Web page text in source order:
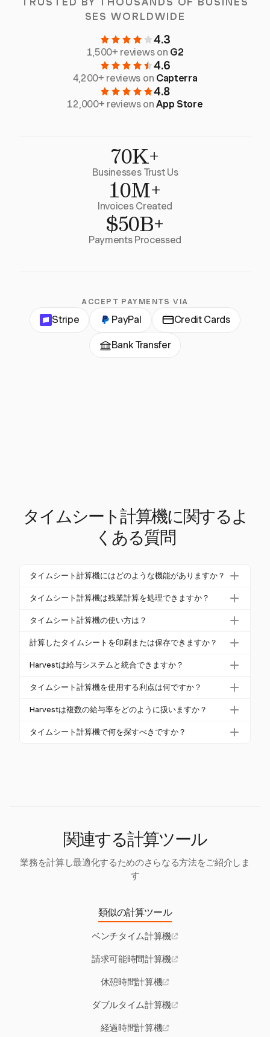
SES WORLDWIDE
4.3
1,500+ reviews on G2
4.6
4,200+ reviews on Capterra
4.8
12,000+ reviews onApp Store
70K+
Businesses Trust Us
10M+
Invoices Created
$50B+
Payments Processed
ACCEPT PAYMENTS VIA
Stripe PayPal Credit Cards
Bank Transfer
タイムシート計算機に関するよ
くある質問
タイムシート計算機にはどのような機能がありますか？
タイムシート計算機は、ユーザーが開始時間と終了
とで、時間の計算を自動化します。通常、残業計
タマイズ設定などの機能が含まれています。
タイムシート計算機は残業計算を処理できますか？
はい、ほとんどのタイムシート計算機は、週に40時
づいて残業を計算します。適切な残業給与率を適用
タイムシート計算機の使い方は？
タイムシート計算機を使用するには、毎日の出勤時
率や残業ルールを入力します。計算機は、残業を含
計算したタイムシートを印刷または保存できますか？
ほとんどのタイムシート計算機は、計算したタイム
を提供しており、記録管理や給与処理が容易になり
Harvestは給与システムと統合できますか？
Harvestは、QuickBooksやXeroなどのさまざまな
イムトラッキングに優れていますが、正確な時間
す。
タイムシート計算機を使用する利点は何ですか？
タイムシート計算機を使用することで、時間を節約
拠します。従業員と雇用者の透明性を提供し、生産
Harvestは複数の給与率をどのように扱いますか？
Harvestでは、プロジェクトごとや個人ごとの柔軟な
タイムシート計算機で何を探すべきですか？
関連する計算ツール
業務を計算し最適化するためのさらなる方法をご紹介しま
す
類似の計算ツール
ベンチタイム計算機
請求可能時間計算機
休憩時間計算機
ダブルタイム計算機
経過時間計算機